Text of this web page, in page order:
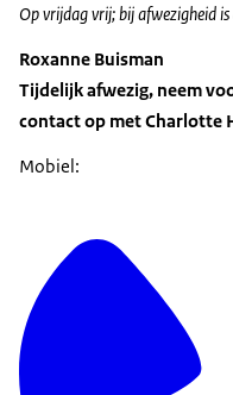
Op vrijdag vrij; bij afwezigheid
Roxanne Buisman
Tijdelijk afwezig, neem
contact op met Charlotte
Mobiel: